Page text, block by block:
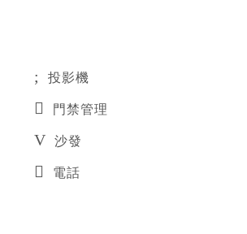
投影機
門禁管理
沙發
電話